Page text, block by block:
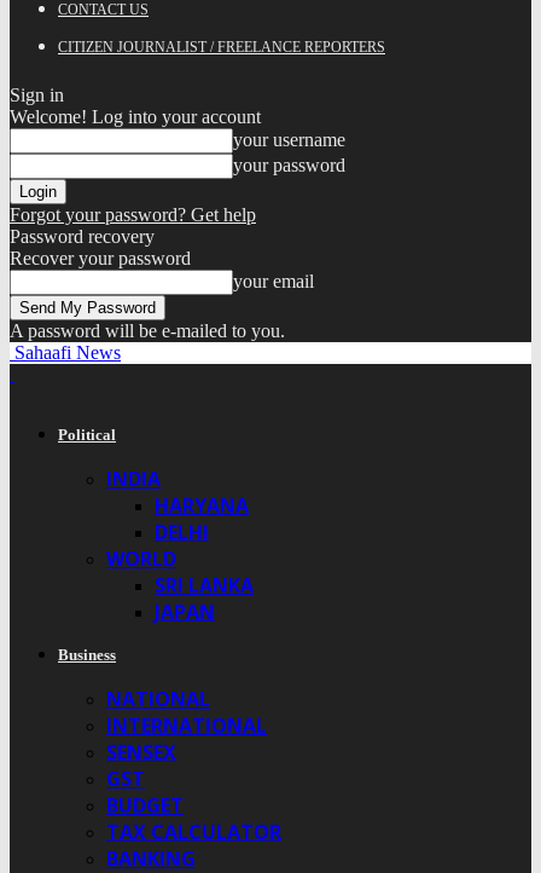
CONTACT US
CITIZEN JOURNALIST / FREELANCE REPORTERS
Sign in
Welcome! Log into your account
your username
your password
Forgot your password? Get help
Password recovery
Recover your password
your email
A password will be e-mailed to you.
Sahaafi News
Political
INDIA
HARYANA
DELHI
WORLD
SRI LANKA
JAPAN
Business
NATIONAL
INTERNATIONAL
SENSEX
GST
BUDGET
TAX CALCULATOR
BANKING